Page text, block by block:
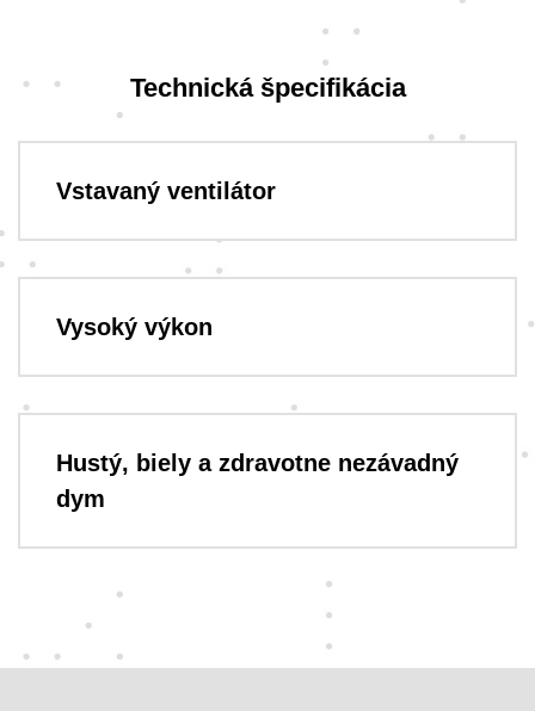
Technická špecifikácia
Vstavaný ventilátor
Vysoký výkon
Hustý, biely a zdravotne nezávadný
dym